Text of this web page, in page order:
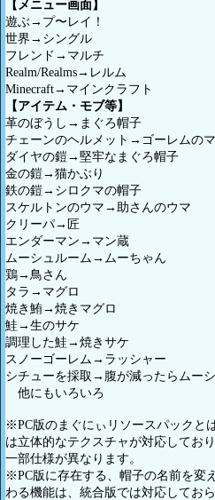
【メニュー画面】
遊ぶ→プ〜レイ！
世界→シングル
フレンド→マルチ
Realm/Realms→レルム
Minecraft→マインクラフト
【アイテム・モブ等】
革のぼうし→まぐろ帽子
チェーンのヘルメット→ゴーレムの
ダイヤの鎧→堅牢なまぐろ帽子
金の鎧→猫かぶり
鉄の鎧→シロクマの帽子
スケルトンのウマ→助さんのウマ
クリーパ→匠
エンダーマン→マン蔵
ムーシュルーム→ムーちゃん
鶏→鳥さん
タラ→マグロ
焼き鮪→焼きマグロ
鮭→生のサケ
調理した鮭→焼きサケ
スノーゴーレム→ラッシャー
シチューを採取→腹が減ったらムー
他にもいろいろ
※PC版のまぐにぃリソースパックと
は立体的なテクスチャが対応してお
一部仕様が異なります。
※PC版に存在する、帽子の名前を変
わる機能は、統合版では対応してお